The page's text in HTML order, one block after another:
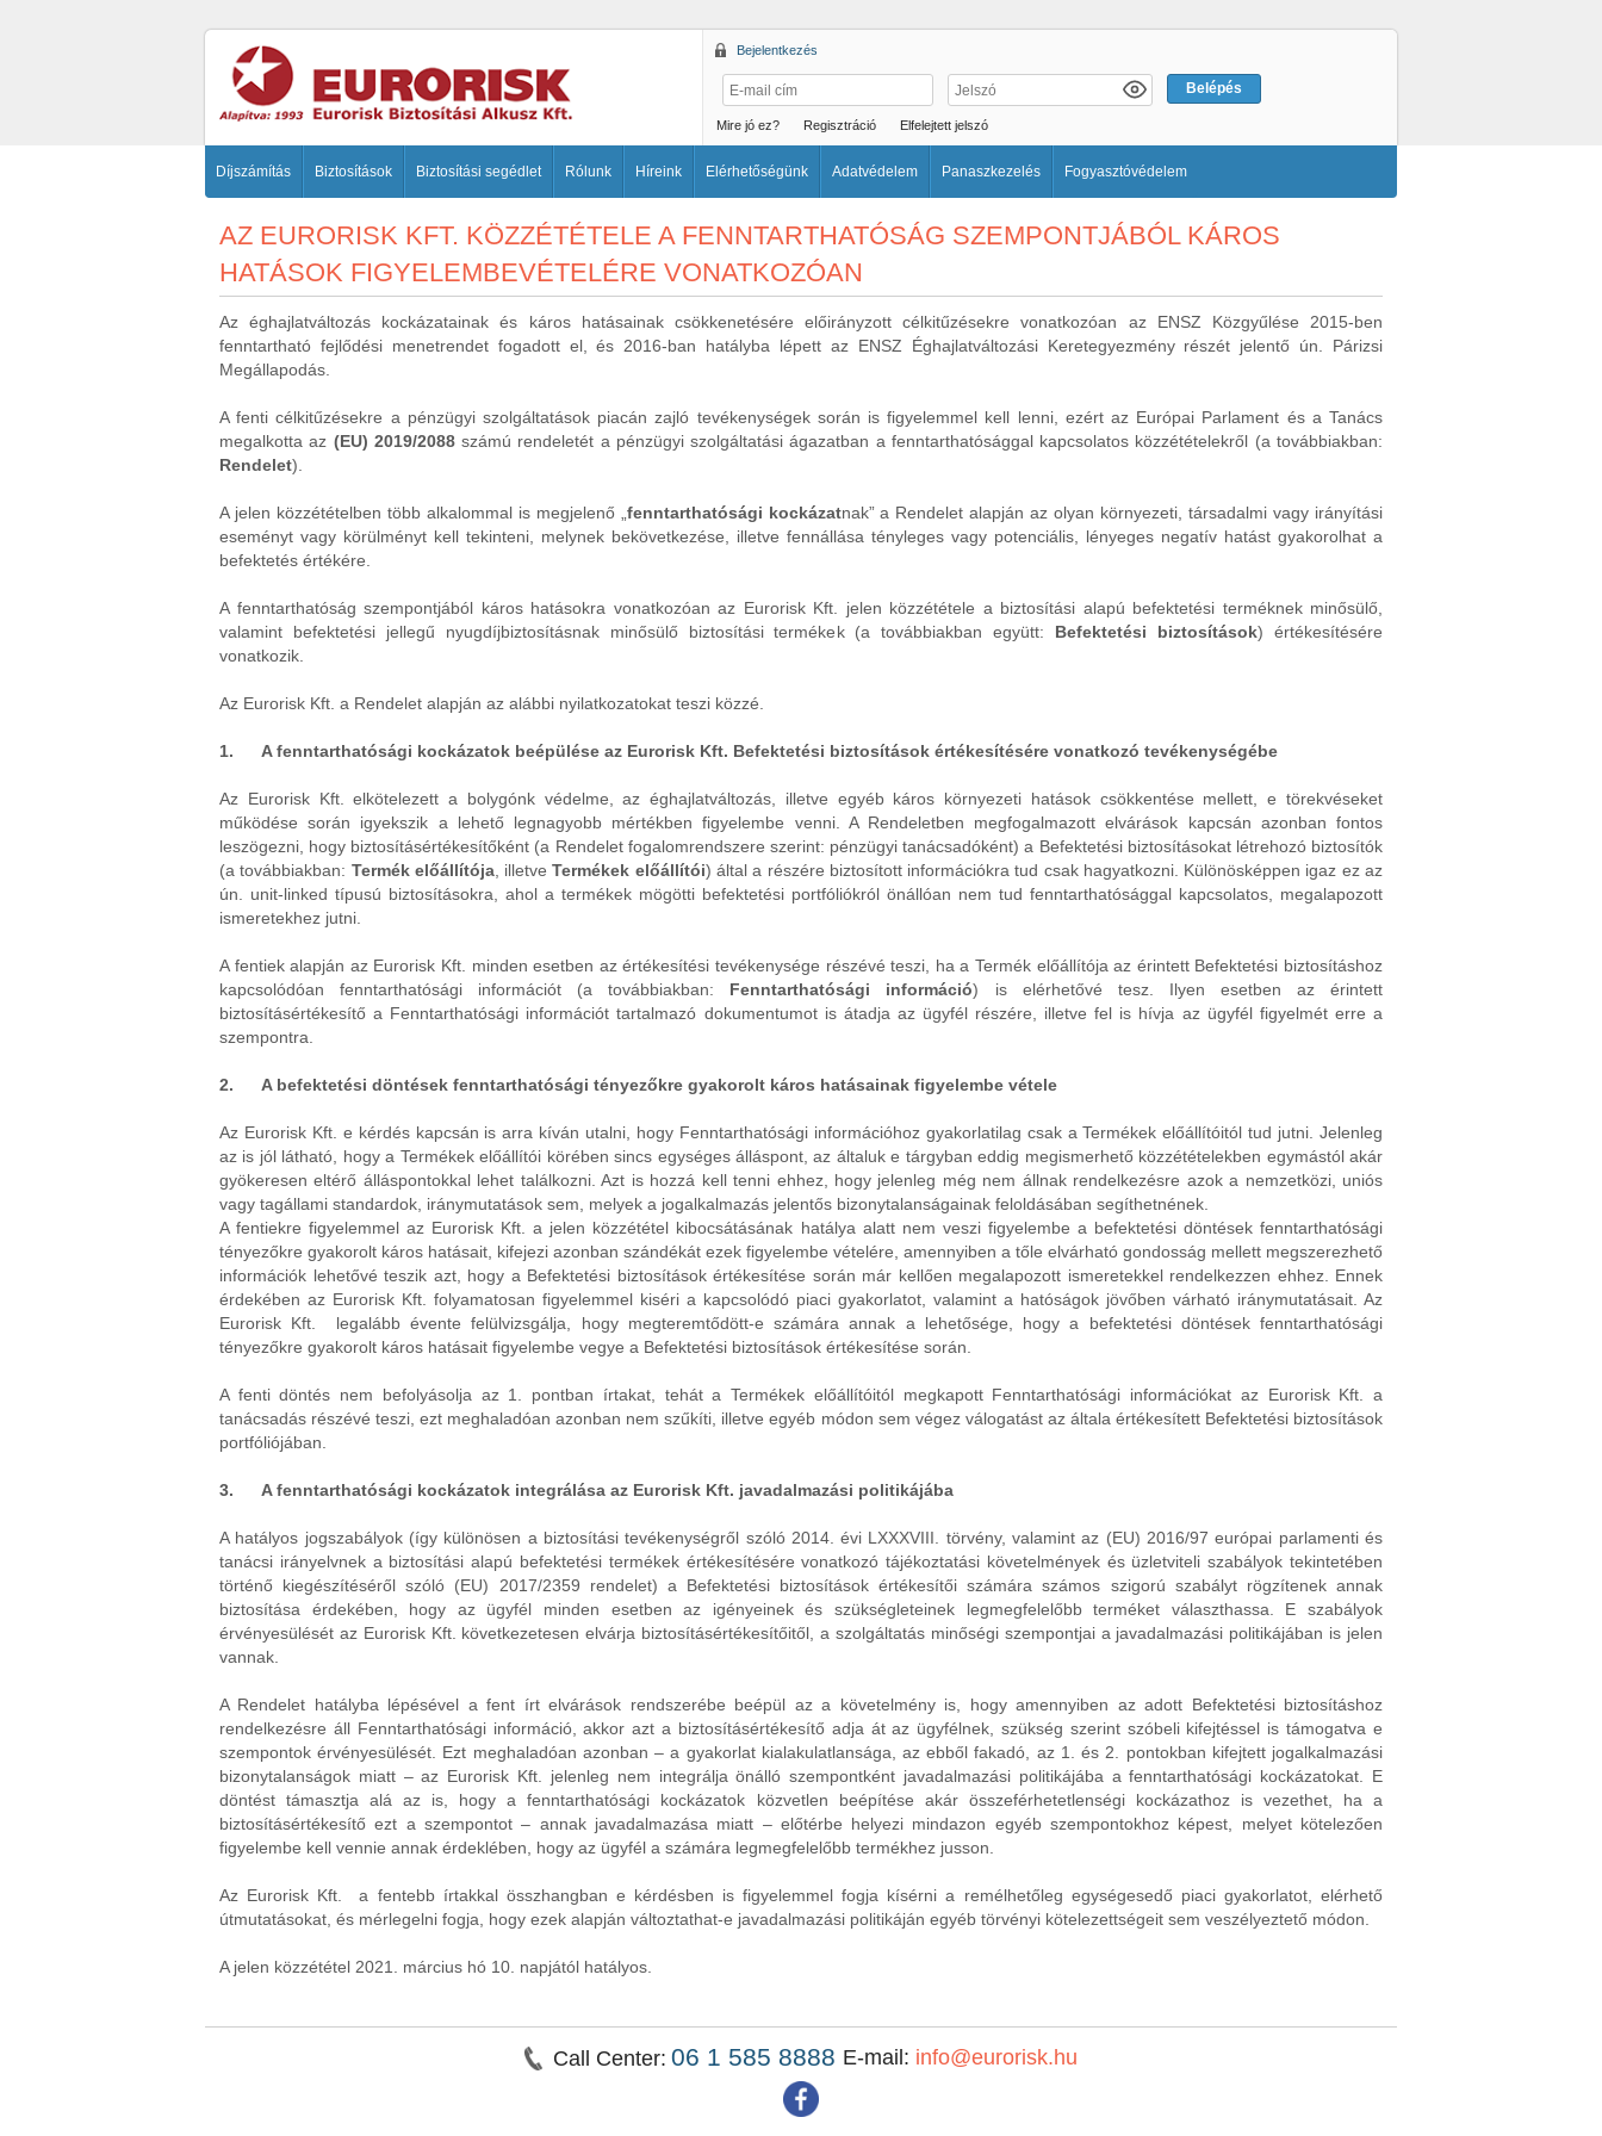
Bejelentkezés
Mire jó ez? Regisztráció Elfelejtett jelszó
Díjszámítás Biztosítások Biztosítási segédlet Rólunk Híreink Elérhetőségünk Adatvédelem Panaszkezelés Fogyasztóvédelem
AZ EURORISK KFT. KÖZZÉTÉTELE A FENNTARTHATÓSÁG SZEMPONTJÁBÓL KÁROS
HATÁSOK FIGYELEMBEVÉTELÉRE VONATKOZÓAN
Az éghajlatváltozás kockázatainak és káros hatásainak csökkenetésére előirányzott célkitűzésekre vonatkozóan az ENSZ Közgyűlése 2015-ben
fenntartható fejlődési menetrendet fogadott el, és 2016-ban hatályba lépett az ENSZ Éghajlatváltozási Keretegyezmény részét jelentő ún. Párizsi
Megállapodás.
A fenti célkitűzésekre a pénzügyi szolgáltatások piacán zajló tevékenységek során is figyelemmel kell lenni, ezért az Európai Parlament és a Tanács
megalkotta az (EU) 2019/2088számú rendeletét a pénzügyi szolgáltatási ágazatban a fenntarthatósággal kapcsolatos közzétételekről (a továbbiakban:
Rendelet).
A jelen közzétételben több alkalommal is megjelenő „ fenntarthatósági kockázatnak” a Rendelet alapján az olyan környezeti, társadalmi vagy irányítási
eseményt vagy körülményt kell tekinteni, melynek bekövetkezése, illetve fennállása tényleges vagy potenciális, lényeges negatív hatást gyakorolhat a
befektetés értékére.
A fenntarthatóság szempontjából káros hatásokra vonatkozóan az Eurorisk Kft. jelen közzététele a biztosítási alapú befektetési terméknek minősülő,
valamint befektetési jellegű nyugdíjbiztosításnak minősülő biztosítási termékek (a továbbiakban együtt: Befektetési biztosítások) értékesítésére
vonatkozik.
Az Eurorisk Kft. a Rendelet alapján az alábbi nyilatkozatokat teszi közzé.
1. A fenntarthatósági kockázatok beépülése az Eurorisk Kft. Befektetési biztosítások értékesítésére vonatkozó tevékenységébe
Az Eurorisk Kft. elkötelezett a bolygónk védelme, az éghajlatváltozás, illetve egyéb káros környezeti hatások csökkentése mellett, e törekvéseket
működése során igyekszik a lehető legnagyobb mértékben figyelembe venni. A Rendeletben megfogalmazott elvárások kapcsán azonban fontos
leszögezni, hogy biztosításértékesítőként (a Rendelet fogalomrendszere szerint: pénzügyi tanácsadóként) a Befektetési biztosításokat létrehozó biztosítók
(a továbbiakban: Termék előállítója, illetveTermékek előállítói) által a részére biztosított információkra tud csak hagyatkozni. Különösképpen igaz ez az
ún. unit-linked típusú biztosításokra, ahol a termékek mögötti befektetési portfóliókról önállóan nem tud fenntarthatósággal kapcsolatos, megalapozott
ismeretekhez jutni.
A fentiek alapján az Eurorisk Kft. minden esetben az értékesítési tevékenysége részévé teszi, ha a Termék előállítója az érintett Befektetési biztosításhoz
kapcsolódóan fenntarthatósági információt (a továbbiakban: Fenntarthatósági információ) is elérhetővé tesz. Ilyen esetben az érintett
biztosításértékesítő a Fenntarthatósági információt tartalmazó dokumentumot is átadja az ügyfél részére, illetve fel is hívja az ügyfél figyelmét erre a
szempontra.
2. A befektetési döntések fenntarthatósági tényezőkre gyakorolt káros hatásainak figyelembe vétele
Az Eurorisk Kft. e kérdés kapcsán is arra kíván utalni, hogy Fenntarthatósági információhoz gyakorlatilag csak a Termékek előállítóitól tud jutni. Jelenleg
az is jól látható, hogy a Termékek előállítói körében sincs egységes álláspont, az általuk e tárgyban eddig megismerhető közzétételekben egymástól akár
gyökeresen eltérő álláspontokkal lehet találkozni. Azt is hozzá kell tenni ehhez, hogy jelenleg még nem állnak rendelkezésre azok a nemzetközi, uniós
vagy tagállami standardok, iránymutatások sem, melyek a jogalkalmazás jelentős bizonytalanságainak feloldásában segíthetnének.
A fentiekre figyelemmel az Eurorisk Kft. a jelen közzététel kibocsátásának hatálya alatt nem veszi figyelembe a befektetési döntések fenntarthatósági
tényezőkre gyakorolt káros hatásait, kifejezi azonban szándékát ezek figyelembe vételére, amennyiben a tőle elvárható gondosság mellett megszerezhető
információk lehetővé teszik azt, hogy a Befektetési biztosítások értékesítése során már kellően megalapozott ismeretekkel rendelkezzen ehhez. Ennek
érdekében az Eurorisk Kft. folyamatosan figyelemmel kiséri a kapcsolódó piaci gyakorlatot, valamint a hatóságok jövőben várható iránymutatásait. Az
Eurorisk Kft. legalább évente felülvizsgálja, hogy megteremtődött-e számára annak a lehetősége, hogy a befektetési döntések fenntarthatósági
tényezőkre gyakorolt káros hatásait figyelembe vegye a Befektetési biztosítások értékesítése során.
A fenti döntés nem befolyásolja az 1. pontban írtakat, tehát a Termékek előállítóitól megkapott Fenntarthatósági információkat az Eurorisk Kft. a
tanácsadás részévé teszi, ezt meghaladóan azonban nem szűkíti, illetve egyéb módon sem végez válogatást az általa értékesített Befektetési biztosítások
portfóliójában.
3. A fenntarthatósági kockázatok integrálása az Eurorisk Kft. javadalmazási politikájába
A hatályos jogszabályok (így különösen a biztosítási tevékenységről szóló 2014. évi LXXXVIII. törvény, valamint az (EU) 2016/97 európai parlamenti és
tanácsi irányelvnek a biztosítási alapú befektetési termékek értékesítésére vonatkozó tájékoztatási követelmények és üzletviteli szabályok tekintetében
történő kiegészítéséről szóló (EU) 2017/2359 rendelet) a Befektetési biztosítások értékesítői számára számos szigorú szabályt rögzítenek annak
biztosítása érdekében, hogy az ügyfél minden esetben az igényeinek és szükségleteinek legmegfelelőbb terméket választhassa. E szabályok
érvényesülését az Eurorisk Kft. következetesen elvárja biztosításértékesítőitől, a szolgáltatás minőségi szempontjai a javadalmazási politikájában is jelen
vannak.
A Rendelet hatályba lépésével a fent írt elvárások rendszerébe beépül az a követelmény is, hogy amennyiben az adott Befektetési biztosításhoz
rendelkezésre áll Fenntarthatósági információ, akkor azt a biztosításértékesítő adja át az ügyfélnek, szükség szerint szóbeli kifejtéssel is támogatva e
szempontok érvényesülését. Ezt meghaladóan azonban – a gyakorlat kialakulatlansága, az ebből fakadó, az 1. és 2. pontokban kifejtett jogalkalmazási
bizonytalanságok miatt – az Eurorisk Kft. jelenleg nem integrálja önálló szempontként javadalmazási politikájába a fenntarthatósági kockázatokat. E
döntést támasztja alá az is, hogy a fenntarthatósági kockázatok közvetlen beépítése akár összeférhetetlenségi kockázathoz is vezethet, ha a
biztosításértékesítő ezt a szempontot – annak javadalmazása miatt – előtérbe helyezi mindazon egyéb szempontokhoz képest, melyet kötelezően
figyelembe kell vennie annak érdeklében, hogy az ügyfél a számára legmegfelelőbb termékhez jusson.
Az Eurorisk Kft. a fentebb írtakkal összhangban e kérdésben is figyelemmel fogja kísérni a remélhetőleg egységesedő piaci gyakorlatot, elérhető
útmutatásokat, és mérlegelni fogja, hogy ezek alapján változtathat-e javadalmazási politikáján egyéb törvényi kötelezettségeit sem veszélyeztető módon.
A jelen közzététel 2021. március hó 10. napjától hatályos.
Call Center: 06 1 585 8888 E-mail: info@eurorisk.hu